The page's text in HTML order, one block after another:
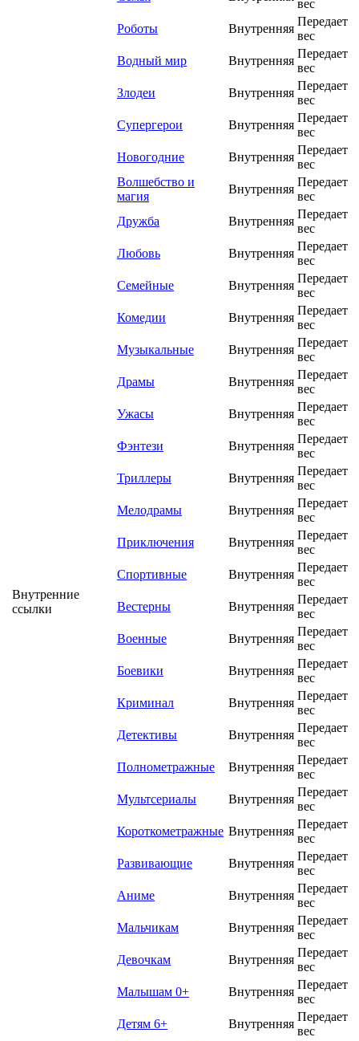
Внутренние
ссылки
вес
Роботы
Внутренняя
Передает
вес
Водный мир
Внутренняя
Передает
вес
Злодеи
Внутренняя
Передает
вес
Супергерои
Внутренняя
Передает
вес
Новогодние
Внутренняя
Передает
вес
Волшебство и
магия
Внутренняя
Передает
вес
Дружба
Внутренняя
Передает
вес
Любовь
Внутренняя
Передает
вес
Семейные
Внутренняя
Передает
вес
Комедии
Внутренняя
Передает
вес
Музыкальные
Внутренняя
Передает
вес
Драмы
Внутренняя
Передает
вес
Ужасы
Внутренняя
Передает
вес
Фэнтези
Внутренняя
Передает
вес
Триллеры
Внутренняя
Передает
вес
Мелодрамы
Внутренняя
Передает
вес
Приключения
Внутренняя
Передает
вес
Спортивные
Внутренняя
Передает
вес
Вестерны
Внутренняя
Передает
вес
Военные
Внутренняя
Передает
вес
Боевики
Внутренняя
Передает
вес
Криминал
Внутренняя
Передает
вес
Детективы
Внутренняя
Передает
вес
Полнометражные
Внутренняя
Передает
вес
Мультсериалы
Внутренняя
Передает
вес
Короткометражные Внутренняя
Передает
вес
Развивающие
Внутренняя
Передает
вес
Аниме
Внутренняя
Передает
вес
Мальчикам
Внутренняя
Передает
вес
Девочкам
Внутренняя
Передает
вес
Малышам 0+
Внутренняя
Передает
вес
Детям 6+
Внутренняя
Передает
вес